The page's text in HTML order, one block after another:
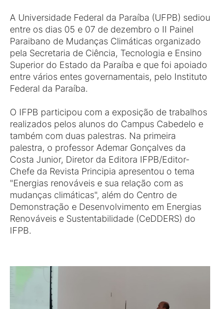
A Universidade Federal da Paraíba (UFPB) sediou
entre os dias 05 e 07 de dezembro o II Painel
Paraibano de Mudanças Climáticas organizado
pela Secretaria de Ciência, Tecnologia e Ensino
Superior do Estado da Paraíba e que foi apoiado
entre vários entes governamentais, pelo Instituto
Federal da Paraíba.
O IFPB participou com a exposição de trabalhos
realizados pelos alunos do Campus Cabedelo e
também com duas palestras. Na primeira
palestra, o professor Ademar Gonçalves da
Costa Junior, Diretor da Editora IFPB/Editor-
Chefe da Revista Principia apresentou o tema
"Energias renováveis e sua relação com as
mudanças climáticas", além do Centro de
Demonstração e Desenvolvimento em Energias
Renováveis e Sustentabilidade (CeDDERS) do
IFPB.